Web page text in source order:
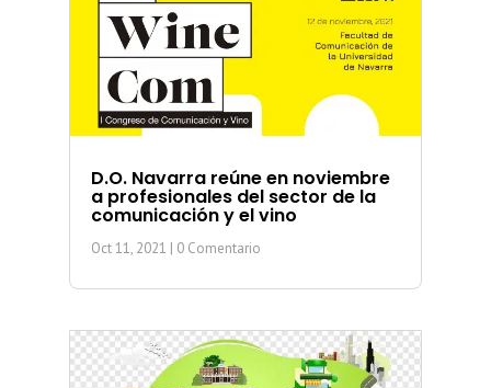
D.O. Navarra reúne en noviembre
a profesionales del sector de la
comunicación y el vino
Oct 11, 2021 | 0 Comentario